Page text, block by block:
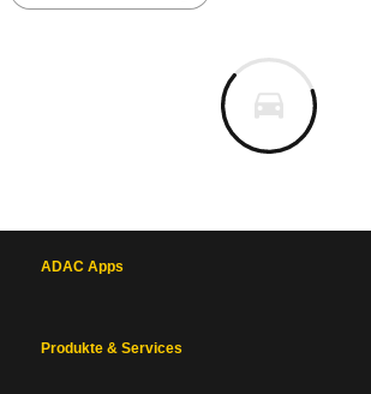
ADAC Apps
Produkte & Services